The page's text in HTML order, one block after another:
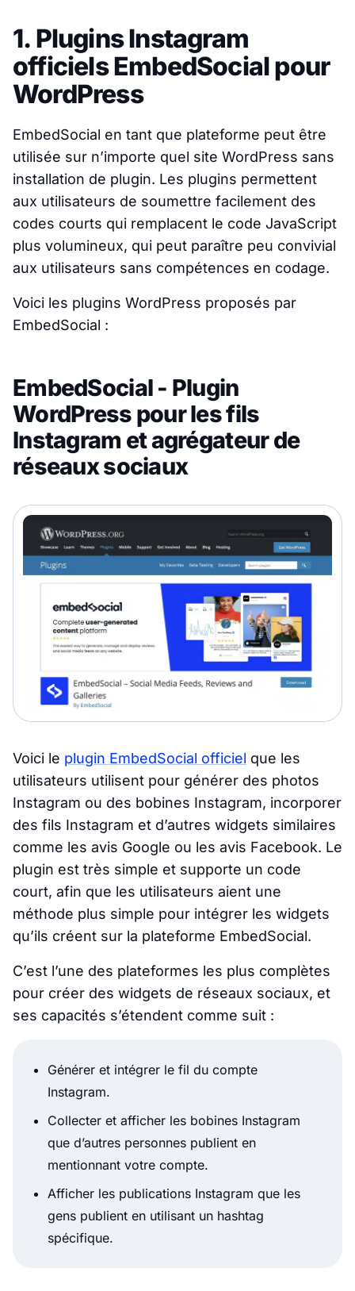
1. Plugins Instagram
officiels EmbedSocial pour
WordPress
EmbedSocial en tant que plateforme peut être
utilisée sur n’importe quel site WordPress sans
installation de plugin. Les plugins permettent
aux utilisateurs de soumettre facilement des
codes courts qui remplacent le code JavaScript
plus volumineux, qui peut paraître peu convivial
aux utilisateurs sans compétences en codage.
Voici les plugins WordPress proposés par
EmbedSocial :
EmbedSocial - Plugin
WordPress pour les fils
Instagram et agrégateur de
réseaux sociaux
Voici le plugin EmbedSocial officiel que les
utilisateurs utilisent pour générer des photos
Instagram ou des bobines Instagram, incorporer
des fils Instagram et d’autres widgets similaires
comme les avis Google ou les avis Facebook. Le
plugin est très simple et supporte un code
court, afin que les utilisateurs aient une
méthode plus simple pour intégrer les widgets
qu’ils créent sur la plateforme EmbedSocial.
C’est l’une des plateformes les plus complètes
pour créer des widgets de réseaux sociaux, et
ses capacités s’étendent comme suit :
Générer et intégrer le fil du compte
Instagram.
Collecter et afficher les bobines Instagram
que d’autres personnes publient en
mentionnant votre compte.
Afficher les publications Instagram que les
gens publient en utilisant un hashtag
spécifique.